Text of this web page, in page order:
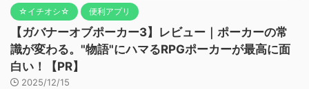
☆イチオシ☆ 便利アプリ
【ガバナーオブポーカー3】レビュー｜ポーカーの常
識が変わる。"物語"にハマるRPGポーカーが最高に面
白い！【PR】
2025/12/15